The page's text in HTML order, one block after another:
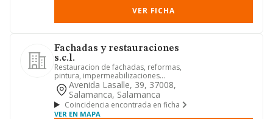
VER FICHA
Fachadas y restauraciones
s.c.l.
Restauracion de fachadas, reformas,
pintura, impermeabilizaciones...
Avenida Lasalle, 39, 37008,
Salamanca, Salamanca
Coincidencia encontrada en ficha
VER EN MAPA